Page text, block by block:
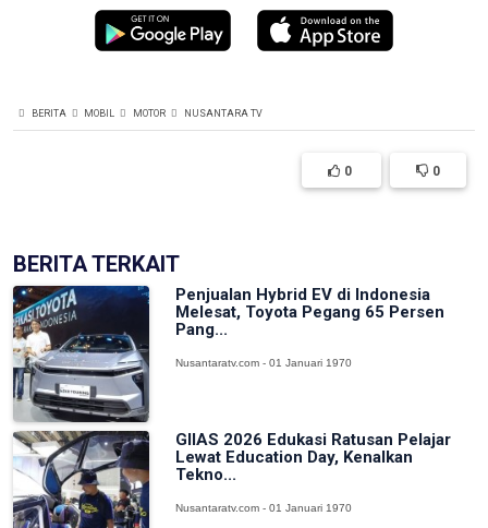
BERITA MOBIL MOTOR NUSANTARA TV
0 0
BERITA TERKAIT
Penjualan Hybrid EV di Indonesia
Melesat, Toyota Pegang 65 Persen
Pang...
Nusantaratv.com - 01 Januari 1970
GIIAS 2026 Edukasi Ratusan Pelajar
Lewat Education Day, Kenalkan
Tekno...
Nusantaratv.com - 01 Januari 1970